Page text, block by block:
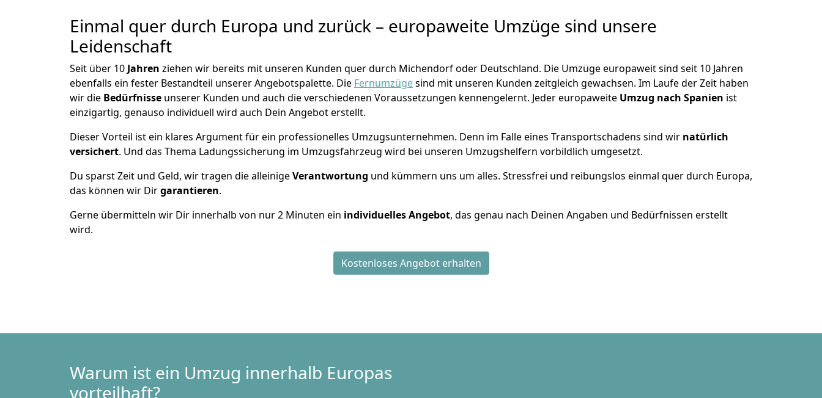
Einmal quer durch Europa und zurück – europaweite Umzüge sind unsere
Leidenschaft
Seit über 10 Jahren ziehen wir bereits mit unseren Kunden quer durch Michendorfoder Deutschland. Die Umzüge europaweit sind seit 10 Jahren
ebenfalls ein fester Bestandteil unserer Angebotspalette. Die Fernumzügesind mit unseren Kunden zeitgleich gewachsen. Im Laufe der Zeit haben
wir die Bedürfnisse unserer Kunden und auch die verschiedenen Voraussetzungen kennengelernt. Jeder europaweite Umzug nach Spanien ist
einzigartig, genauso individuell wird auch Dein Angebot erstellt.
Dieser Vorteil ist ein klares Argument für ein professionelles Umzugsunternehmen. Denn im Falle eines Transportschadens sind wir natürlich
versichert. Und das Thema Ladungssicherung im Umzugsfahrzeug wird bei unseren Umzugshelfern vorbildlich umgesetzt.
Du sparst Zeit und Geld, wir tragen die alleinigeVerantwortung und kümmern uns um alles. Stressfrei und reibungslos einmal quer durch Europa,
das können wir Dirgarantieren.
Gerne übermitteln wir Dir innerhalb von nur2 Minuten ein individuelles Angebot, das genau nach Deinen Angaben und Bedürfnissen erstellt
wird.
Kostenloses Angebot erhalten
Warum ist ein Umzug innerhalb Europas
vorteilhaft?